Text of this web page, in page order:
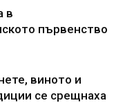
в
първенство
виното и
се срещнаха